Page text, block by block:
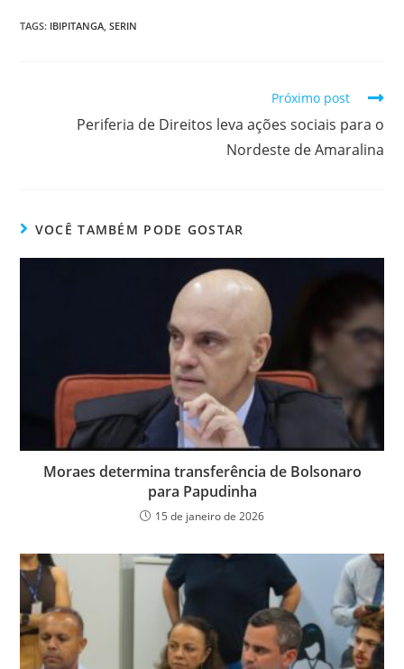
TAGS: IBIPITANGA, SERIN
Próximo post
Periferia de Direitos leva ações sociais para o
Nordeste de Amaralina
VOCÊ TAMBÉM PODE GOSTAR
Moraes determina transferência de Bolsonaro
para Papudinha
15 de janeiro de 2026